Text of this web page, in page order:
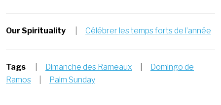
Our Spirituality Célébrer les temps forts de l’année
Tags Dimanche des Rameaux
Domingo de
Ramos
Palm Sunday